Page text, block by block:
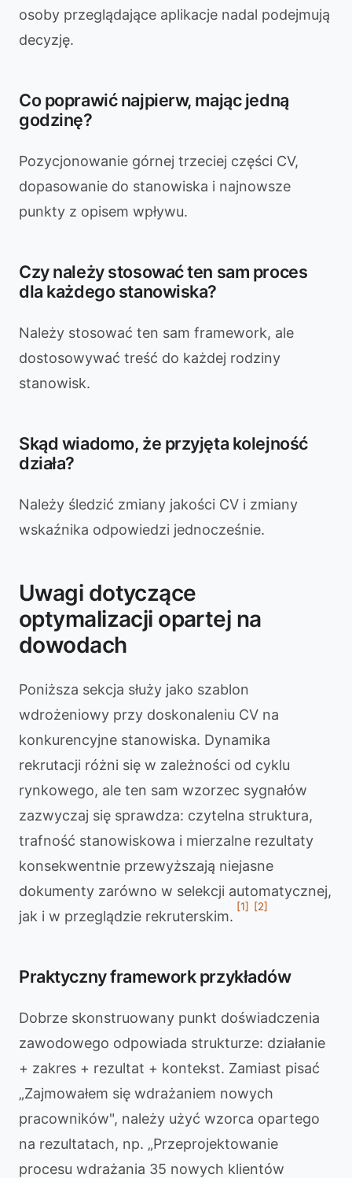
osoby przeglądające aplikacje nadal podejmują
decyzję.
Co poprawić najpierw, mając jedną
godzinę?
Pozycjonowanie górnej trzeciej części CV,
dopasowanie do stanowiska i najnowsze
punkty z opisem wpływu.
Czy należy stosować ten sam proces
dla każdego stanowiska?
Należy stosować ten sam framework, ale
dostosowywać treść do każdej rodziny
stanowisk.
Skąd wiadomo, że przyjęta kolejność
działa?
Należy śledzić zmiany jakości CV i zmiany
wskaźnika odpowiedzi jednocześnie.
Uwagi dotyczące
optymalizacji opartej na
dowodach
Poniższa sekcja służy jako szablon
wdrożeniowy przy doskonaleniu CV na
konkurencyjne stanowiska. Dynamika
rekrutacji różni się w zależności od cyklu
rynkowego, ale ten sam wzorzec sygnałów
zazwyczaj się sprawdza: czytelna struktura,
trafność stanowiskowa i mierzalne rezultaty
konsekwentnie przewyższają niejasne
dokumenty zarówno w selekcji automatycznej,
jak i w przeglądzie rekruterskim.
[1] [2]
Praktyczny framework przykładów
Dobrze skonstruowany punkt doświadczenia
zawodowego odpowiada strukturze: działanie
+ zakres + rezultat + kontekst. Zamiast pisać
„Zajmowałem się wdrażaniem nowych
pracowników", należy użyć wzorca opartego
na rezultatach, np. „Przeprojektowanie
procesu wdrażania 35 nowych klientów